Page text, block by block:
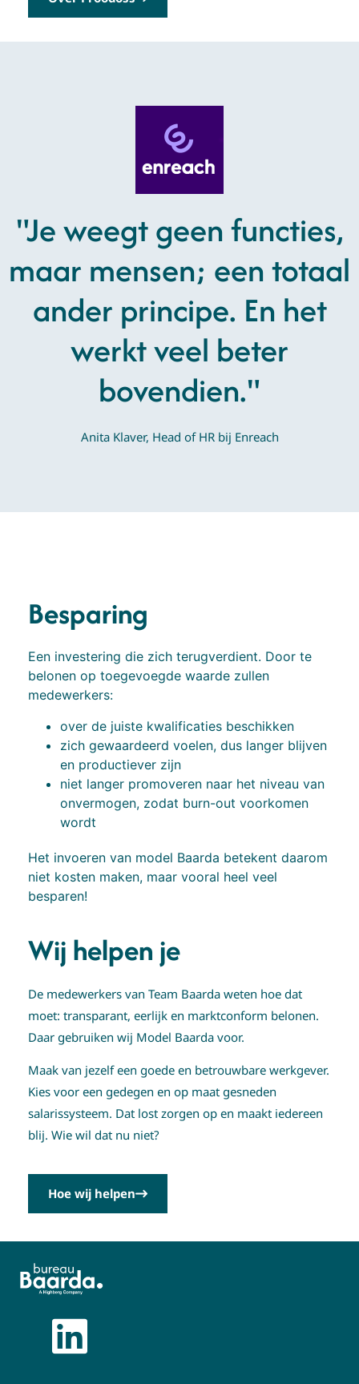
"Je weegt geen functies,
maar mensen; een totaal
ander principe. En het
werkt veel beter
bovendien."
Anita Klaver, Head of HR bij Enreach
Besparing
Een investering die zich terugverdient. Door te
belonen op toegevoegde waarde zullen
medewerkers:
over de juiste kwalificaties beschikken
zich gewaardeerd voelen, dus langer blijven
en productiever zijn
niet langer promoveren naar het niveau van
onvermogen, zodat burn-out voorkomen
wordt
Het invoeren van model Baarda betekent daarom
niet kosten maken, maar vooral heel veel
besparen!
Wij helpen je
De medewerkers van Team Baarda weten hoe dat
moet: transparant, eerlijk en marktconform belonen.
Daar gebruiken wij Model Baarda voor.
Maak van jezelf een goede en betrouwbare werkgever.
Kies voor een gedegen en op maat gesneden
salarissysteem. Dat lost zorgen op en maakt iedereen
blij. Wie wil dat nu niet?
Hoe wij helpen